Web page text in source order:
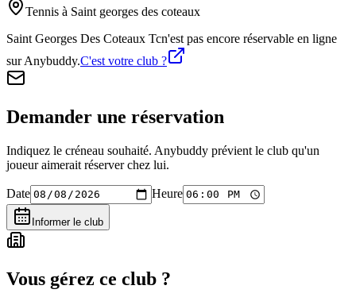
Tennis à Saint georges des coteaux
Saint Georges Des Coteaux Tcn'est pas encore réservable en ligne
sur Anybuddy.C'est votre club ?
Demander une réservation
Indiquez le créneau souhaité. Anybuddy prévient le club qu'un
joueur aimerait réserver chez lui.
Date Heure
Informer le club
Vous gérez ce club ?